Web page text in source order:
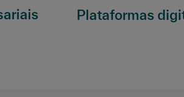
Plataformas